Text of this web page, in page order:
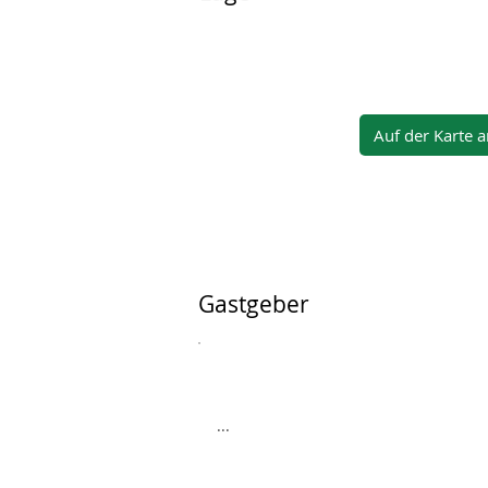
Auf der Karte
Gastgeber
...